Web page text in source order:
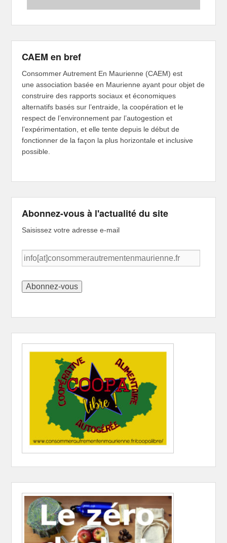
CAEM en bref
Consommer Autrement En Maurienne (CAEM) est
une association basée en Maurienne ayant pour objet de
construire des rapports sociaux et économiques
alternatifs basés sur l’entraide, la coopération et le
respect de l’environnement par l’autogestion et
l’expérimentation, et elle tente depuis le début de
fonctionner de la façon la plus horizontale et inclusive
possible.
Abonnez-vous à l'actualité du site
Saisissez votre adresse e-mail
info[at]consommerautrementenmaurienne.fr